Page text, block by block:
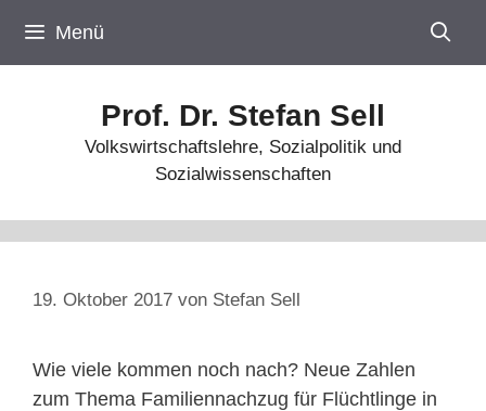
Inhalt
springen
Menü
Prof. Dr. Stefan Sell
Volkswirtschaftslehre, Sozialpolitik und
Sozialwissenschaften
19. Oktober 2017 von Stefan Sell
Wie viele kommen noch nach? Neue Zahlen
zum Thema Familiennachzug für Flüchtlinge in